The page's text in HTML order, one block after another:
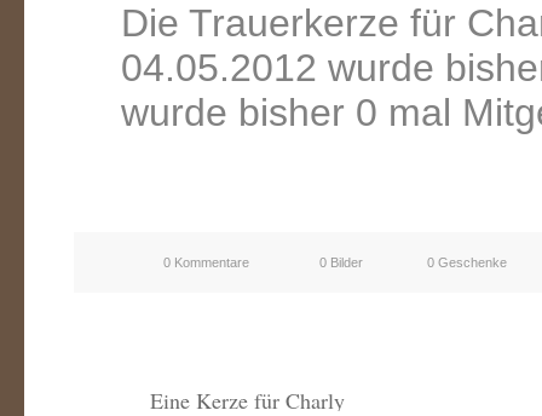
Die Trauerkerze für
04.05.2012 wurde
wurde bisher 0 mal
0 Kommentare 0 Bilder 0 Geschenke
Eine Kerze für Charly